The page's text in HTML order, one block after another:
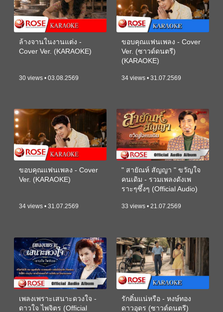
ล้างจานในงานแต่ง -
Cover Ver. (KARAOKE)
30 views • 03.08.2569
ขอบคุณแฟนเพลง - Cover
Ver. (ซาวด์ดนตรี)
(KARAOKE)
34 views • 31.07.2569
ขอบคุณแฟนเพลง - Cover
Ver. (KARAOKE)
34 views • 31.07.2569
" สายัณห์ สัญญา " ขวัญใจ
คนเดิม - รวมเพลงดังเพ
ราะๆซึ้งๆ (Official Audio)
33 views • 21.07.2569
เพลงเพราะเสนาะดวงใจ -
ดาวใจ ไพจิตร (Official
รักติ๋มแน่หรือ - หงษ์ทอง
ดาวอุดร (ซาวด์ดนตรี)